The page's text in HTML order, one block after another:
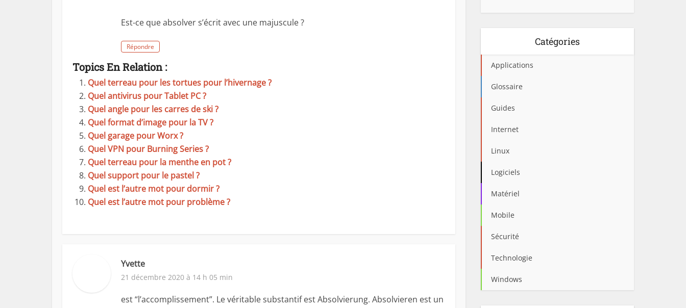
Est-ce que absolver s’écrit avec une majuscule ?
Répondre
Topics En Relation :
Quel terreau pour les tortues pour l’hivernage ?
Quel antivirus pour Tablet PC ?
Quel angle pour les carres de ski ?
Quel format d’image pour la TV ?
Quel garage pour Worx ?
Quel VPN pour Burning Series ?
Quel terreau pour la menthe en pot ?
Quel support pour le pastel ?
Quel est l’autre mot pour dormir ?
Quel est l’autre mot pour problème ?
Yvette
21 décembre 2020 à 14 h 05 min
est “l’accomplissement”. Le véritable substantif est Absolvierung. Absolvieren est un
Catégories
Applications
Glossaire
Guides
Internet
Linux
Logiciels
Matériel
Mobile
Sécurité
Technologie
Windows